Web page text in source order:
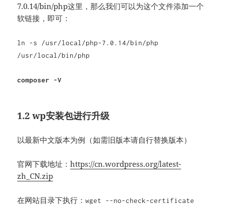
7.0.14/bin/php这里，那么我们可以为这个文件添加一个
软链接，即可：
ln -s /usr/local/php-7.0.14/bin/php
/usr/local/bin/php
composer -V
1.2 wp安装包进行升级
以最新中文版本为例（如需旧版本请自行替换版本）
官网下载地址：https://cn.wordpress.org/latest-
zh_CN.zip
在网站目录下执行：wget --no-check-certificate